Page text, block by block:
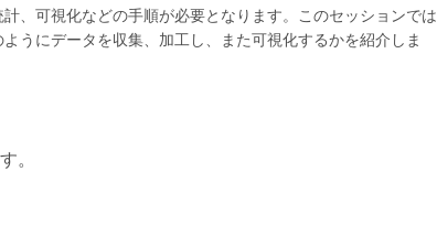
、可視化などの手順が必要となります。このセッションでは
うにデータを収集、加工し、また可視化するかを紹介しま
。